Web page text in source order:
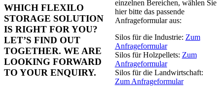
WHICH FLEXILO
STORAGE SOLUTION
IS RIGHT FOR YOU?
LET’S FIND OUT
TOGETHER. WE ARE
LOOKING FORWARD
TO YOUR ENQUIRY.
einzelnen Bereichen, wählen Sie
hier bitte das passende
Anfrageformular aus:
Silos für die Industrie: Zum
Anfrageformular
Silos für Holzpellets: Zum
Anfrageformular
Silos für die Landwirtschaft:
Zum Anfrageformular